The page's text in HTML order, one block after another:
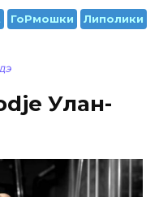
ГоРмошки Липолики
Улан-